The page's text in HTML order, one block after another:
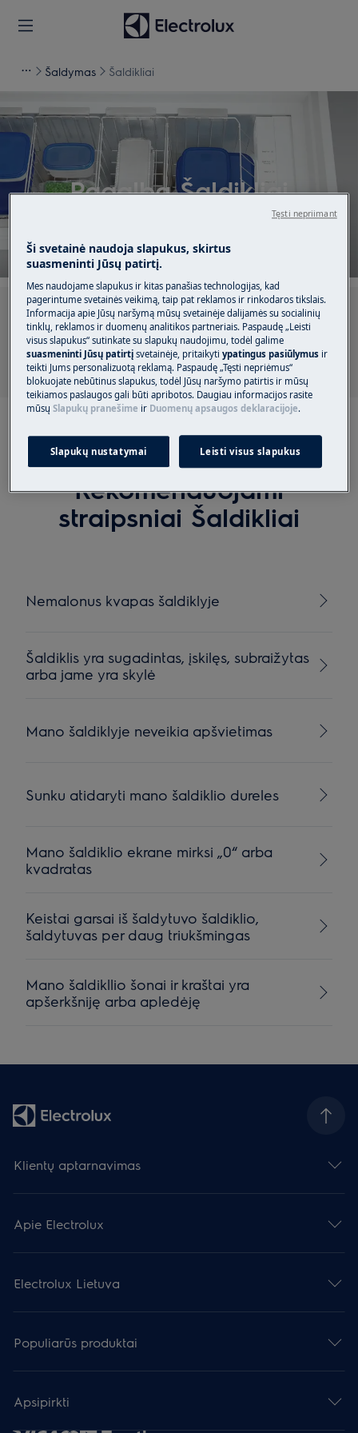
Šaldymas Šaldikliai
Pagalba Šaldikliai
Ieškokite mūsų palaikymo straipsniuose
Rekomenduojami
straipsniai Šaldikliai
Nemalonus kvapas šaldiklyje
Šaldiklis yra sugadintas, įskilęs, subraižytas
arba jame yra skylė
Mano šaldiklyje neveikia apšvietimas
Sunku atidaryti mano šaldiklio dureles
Mano šaldiklio ekrane mirksi „0“ arba
kvadratas
Keistai garsai iš šaldytuvo šaldiklio,
šaldytuvas per daug triukšmingas
Mano šaldikllio šonai ir kraštai yra
apšerkšniję arba apledėję
Klientų aptarnavimas
Apie Electrolux
Electrolux Lietuva
Populiarūs produktai
Apsipirkti
Ši svetainė naudoja slapukus, skirtus
suasmeninti Jūsų patirtį.
Mes naudojame slapukus ir kitas panašias technologijas, kad
pagerintume svetainės veikimą, taip pat reklamos ir rinkodaros tikslais.
Informacija apie Jūsų naršymą mūsų svetainėje dalijamės su socialinių
tinklų, reklamos ir duomenų analitikos partneriais. Paspaudę „Leisti
visus slapukus“ sutinkate su slapukų naudojimu, todėl galime
suasmeninti Jūsų patirtįsvetainėje, pritaikytiypatingus pasiūlymus ir
teikti Jums personalizuotą reklamą. Paspaudę „Tęsti nepriėmus“
blokuojate nebūtinus slapukus, todėl Jūsų naršymo patirtis ir mūsų
teikiamos paslaugos gali būti apribotos. Daugiau informacijos rasite
mūsųSlapukų pranešime ir Duomenų apsaugos deklaracijoje.
Slapukų nustatymai Leisti visus slapukus
Tęsti nepriimant